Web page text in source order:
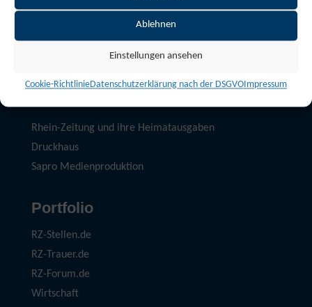
Ablehnen
Einstellungen ansehen
Cookie-RichtlinieDatenschutzerklärung nach der DSGVOImpressum
E-Mail: kontakt@rz-media.de
Telefon: 02 61 – 892 661
Jobs bei der rz media
Rhein-Zeitung und ihre Heimatausgaben
Druckhaus
Sapro Medienproduktion
Portfolio
RZ-Stellen.de
RZ-Trauer.de
RZ-Forum.de
Wirtschaft